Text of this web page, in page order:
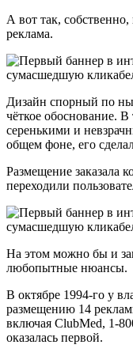
А вот так,
реклама.
Дизайн спорный по
чёткое обоснование.
серенькими и
общем фоне, его
Размещение заказала
переходили
На этом можно бы и
любопытные нюансы.
В октябре 1994-го у
размещению 14
включая ClubMed, 1-
оказалась первой.